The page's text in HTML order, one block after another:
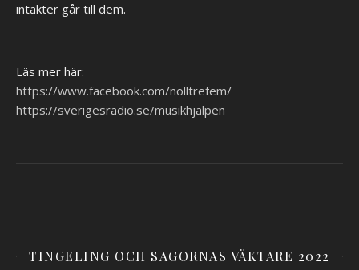
intäkter går till dem.
Läs mer här:
https://www.facebook.com/nolltrefem/
https://sverigesradio.se/musikhjalpen
TINGELING OCH SAGORNAS VÄKTARE 2022